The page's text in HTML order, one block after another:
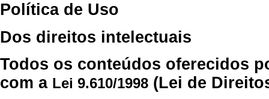
Política de Uso
Dos direitos intelectuais
Todos os conteúdos oferecidos
com a Lei 9.610/1998 (Lei de